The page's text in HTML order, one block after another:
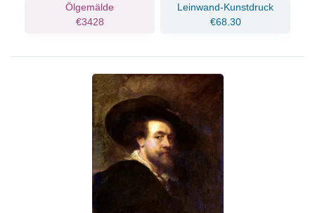
Ölgemälde
€3428
Leinwand-Kunstdruck
€68.30